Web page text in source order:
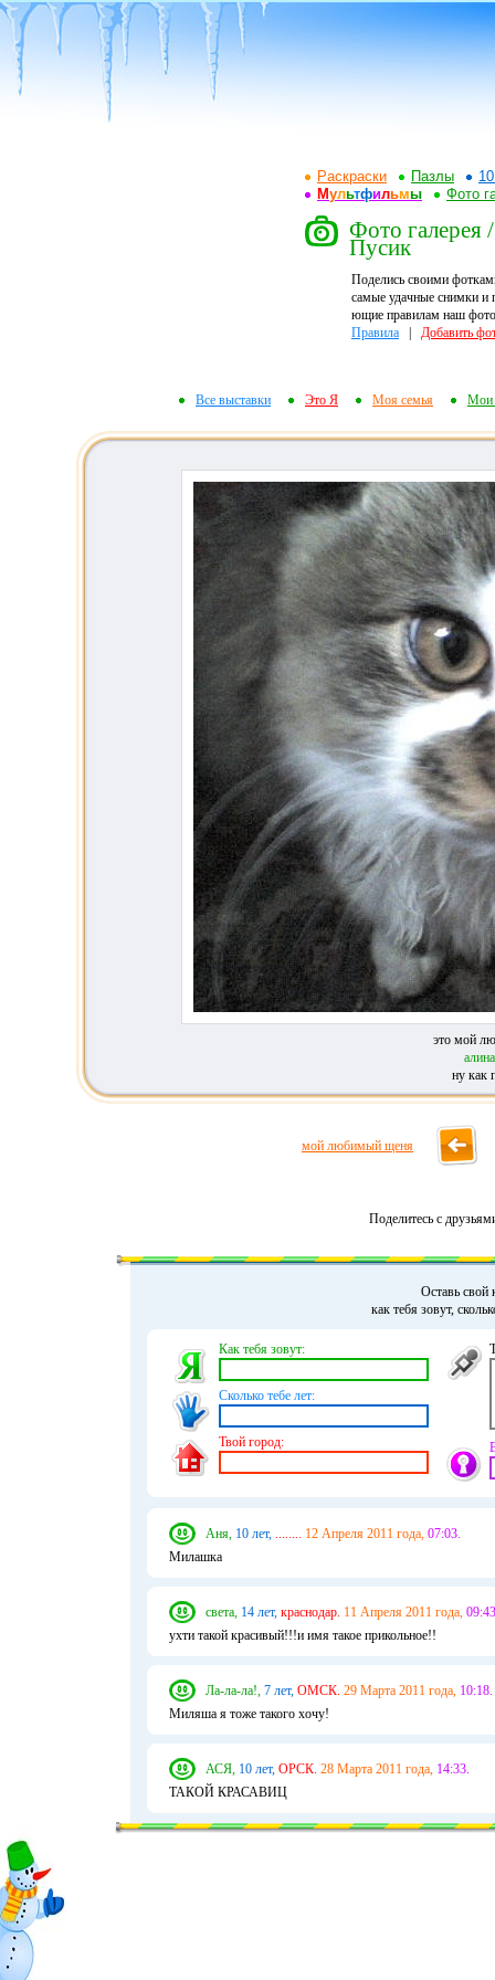
Раскраски Пазлы
Мультфильмы Фото
Фото галерея
Пусик
Поделись своими
самые удачные снимки и
ющие правилам наш
Правила
Добавить
Все выставки Это Я Моя семья Мои
это мой
ну как
мой любимый щеня
Поделитесь с
Оставь свой
как тебя зовут,
Как тебя зовут:
Сколько тебе лет:
Твой город:
Аня, 10 лет, ........ 12 Апреля 2011 года, 07:03.
Милашка
света, 14 лет, краснодар. 11 Апреля 2011 года,
ухти такой красивый!!!и имя такое прикольное!!
Ла-ла-ла!, 7 лет, ОМСК. 29 Марта 2011 года, 10:18.
Миляша я тоже такого хочу!
АСЯ, 10 лет, ОРСК. 28 Марта 2011 года, 14:33.
ТАКОЙ КРАСАВИЦ